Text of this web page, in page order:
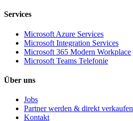
Services
Microsoft Azure Services
Microsoft Integration Services
Microsoft 365 Modern Workplace
Microsoft Teams Telefonie
Über uns
Jobs
Partner werden & direkt verkaufen
Kontakt